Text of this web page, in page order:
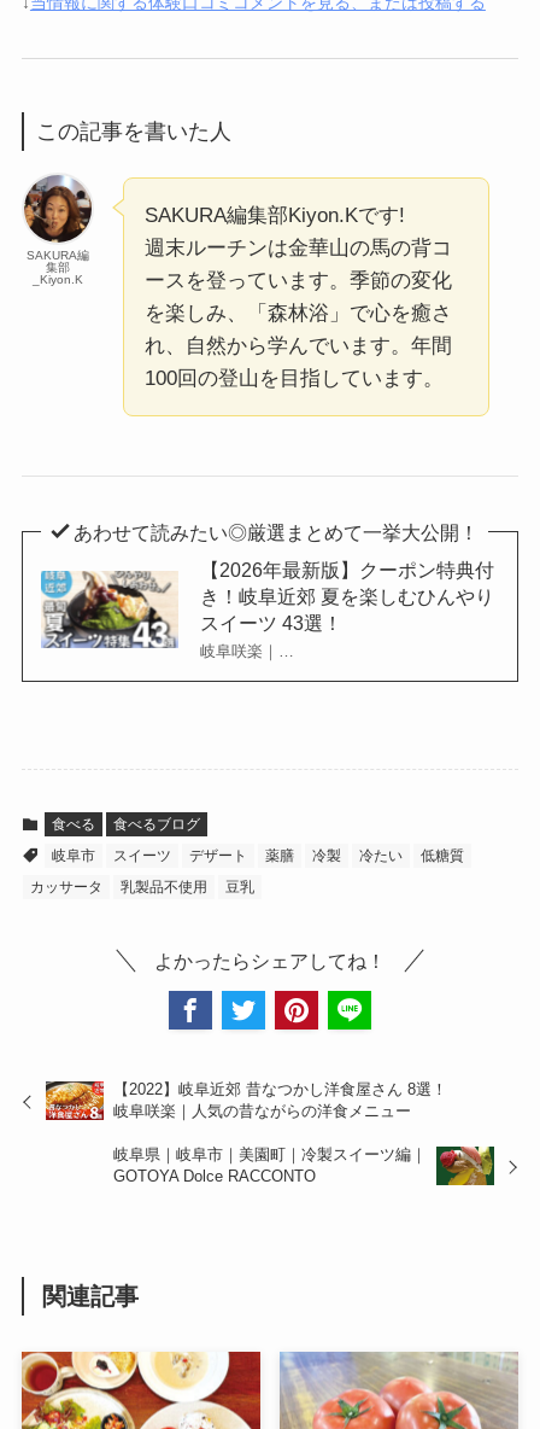
この記事を書いた人
SAKURA編
集部
_Kiyon.K
SAKURA編集部Kiyon.Kです!
週末ルーチンは金華山の馬の背コ
ースを登っています。季節の変化
を楽しみ、「森林浴」で心を癒さ
れ、自然から学んでいます。年間
100回の登山を目指しています。
あわせて読みたい◎厳選まとめて一挙大公開！
【2026年最新版】クーポン特典付
き！岐阜近郊 夏を楽しむひんやり
スイーツ 43選！
岐阜咲楽｜…
食べる
食べるブログ
岐阜市
スイーツ デザート 薬膳 冷製 冷たい
低糖質
カッサータ
乳製品不使用 豆乳
よかったらシェアしてね！
【2022】岐阜近郊 昔なつかし洋食屋さん 8選！
岐阜咲楽｜人気の昔ながらの洋食メニュー
岐阜県｜岐阜市｜美園町｜冷製スイーツ編｜
GOTOYA Dolce RACCONTO
関連記事